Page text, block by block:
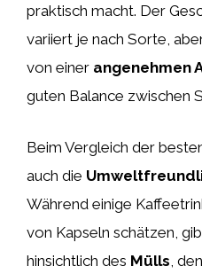
praktisch macht. Der
variiert je nach Sorte,
von einer angenehmen
guten Balance zwischen
Beim Vergleich der
auch die
Während einige
von Kapseln schätzen,
hinsichtlich des Mülls ,